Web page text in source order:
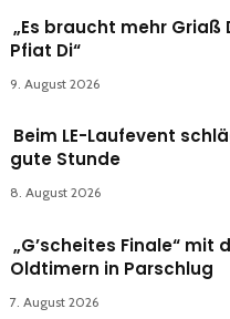
„Es braucht mehr Griaß
Pfiat Di“
9. August 2026
Beim LE-Laufevent
gute Stunde
8. August 2026
„G’scheites Finale“ mit
Oldtimern in Parschlug
7. August 2026